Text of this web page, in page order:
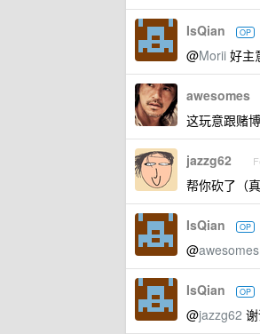
IsQian OP
@Morii 好主
awesomes
这玩意跟赌
jazzg62
帮你砍了（真
IsQian OP
@awesomes
IsQian OP
@jazzg62